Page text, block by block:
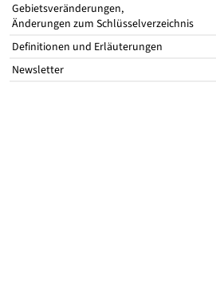
Gebietsveränderungen,
Änderungen zum Schlüsselverzeichnis
Definitionen und Erläuterungen
Newsletter